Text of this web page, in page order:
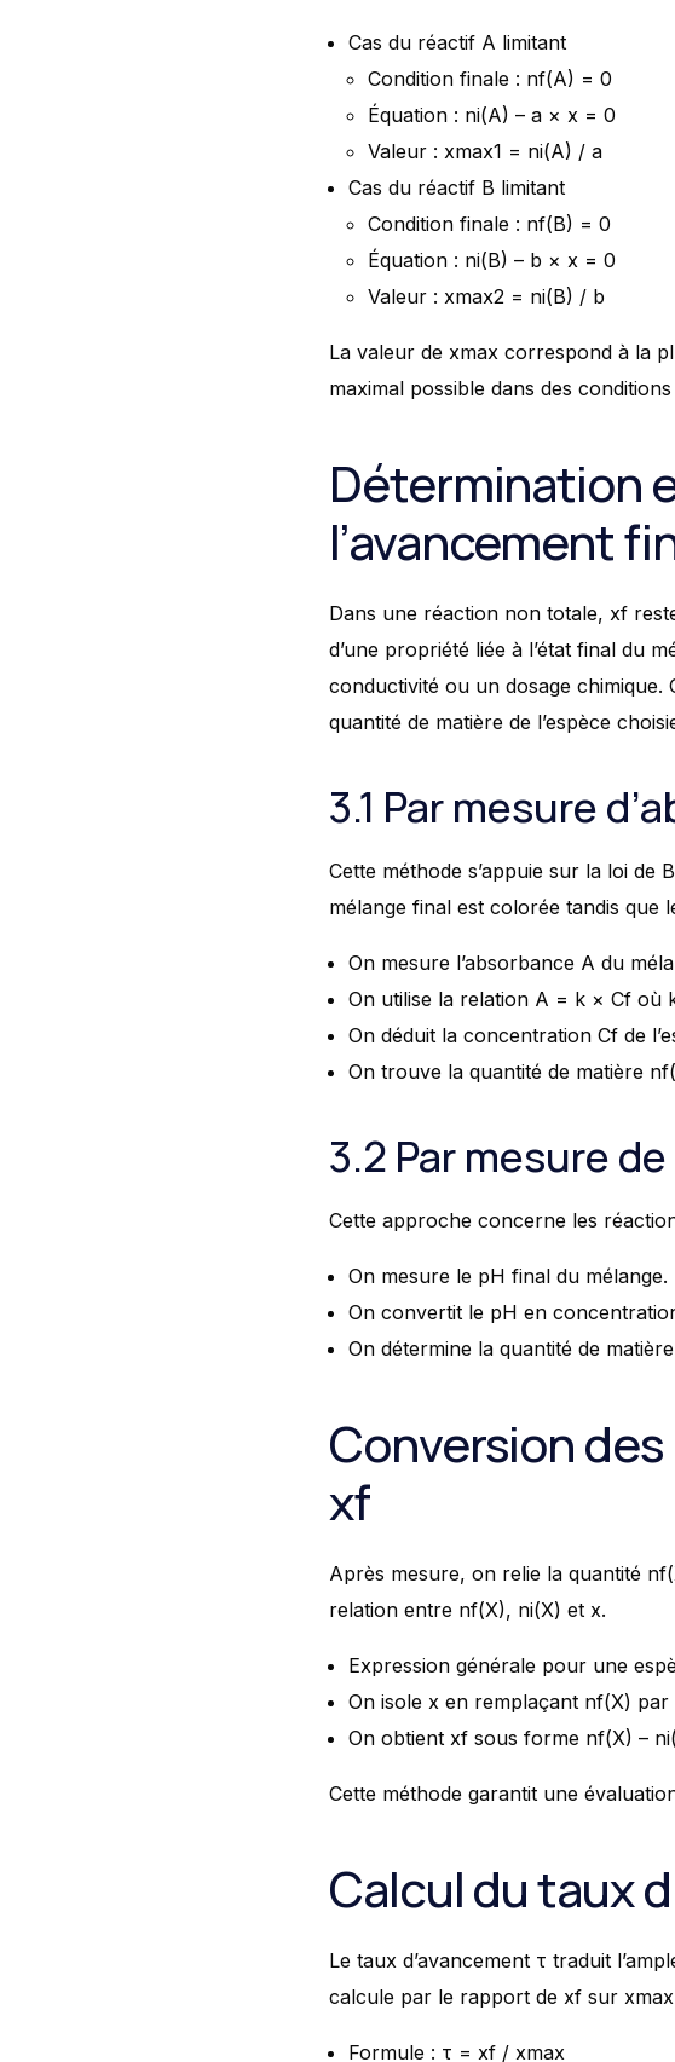
Cas du réactif A limitant
Condition finale : nf(A) = 0
Équation : ni(A) – a × x = 0
Valeur : xmax1 = ni(A) / a
Cas du réactif B limitant
Condition finale : nf(B) = 0
Équation : ni(B) – b × x = 0
Valeur : xmax2 = ni(B) / b
La valeur de xmax correspond à la
maximal possible dans des
Détermination
l’avancement
Dans une réaction non totale, xf
d’une propriété liée à l’état final du
conductivité ou un dosage
quantité de matière de l’espèce
3.1 Par mesure
Cette méthode s’appuie sur la loi de
mélange final est colorée tandis que
On mesure l’absorbance A du
On utilise la relation A = k × Cf où
On déduit la concentration Cf de
On trouve la quantité de matière
3.2 Par mesure de
Cette approche concerne les
On mesure le pH final du mélange.
On convertit le pH en
On détermine la quantité de
Conversion
xf
Après mesure, on relie la quantité
relation entre nf(X), ni(X) et x.
Expression générale pour une
On isole x en remplaçant nf(X) par
On obtient xf sous forme nf(X) –
Cette méthode garantit une
Calcul du taux
Le taux d’avancement τ traduit
calcule par le rapport de xf sur
Formule : τ = xf / xmax